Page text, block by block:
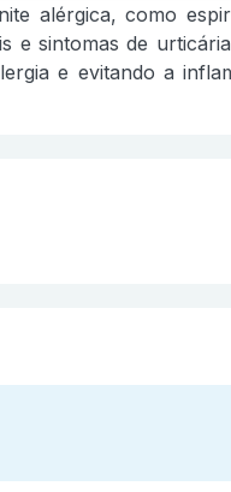
alérgica, como
sintomas de
e evitando a